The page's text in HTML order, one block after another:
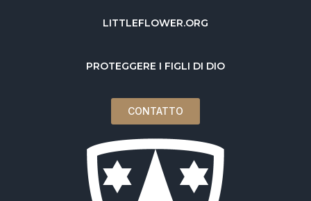
LITTLEFLOWER.ORG
PROTEGGERE I FIGLI DI DIO
CONTATTO